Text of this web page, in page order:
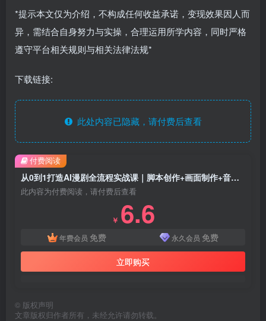
*提示本文仅为介绍，不构成任何收益承诺，变现效果因人而
异，需结合自身努力与实操，合理运用所学内容，同时严格
遵守平台相关规则与相关法律法规*
下载链接:
此处内容已隐藏，请付费后查看
从0到1打造AI漫剧全流程实战课｜脚本创作+画面制作+音色配音+批量产出，打通AI漫剧从零创作到批量量产完整闭环
此内容为付费阅读，请付费后查看
￥ 6.6
年费会员 免费 永久会员 免费
立即购买
付费阅读
© 版权声明
文章版权归作者所有，未经允许请勿转载。